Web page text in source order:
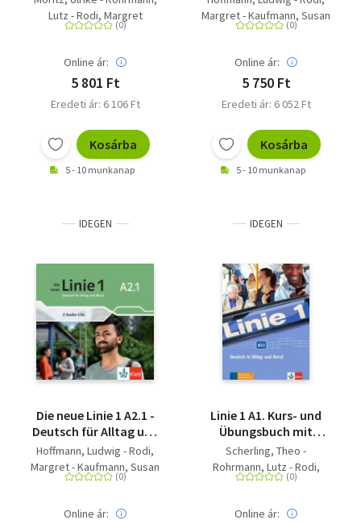
Beruf. Intensivtrainer
Lutz - Rodi, Margret
Online ár:
5 801 Ft
Eredeti ár: 6 106 Ft
Kosárba
5 - 10 munkanap
Margret - Kaufmann, Susan
- Rohrmann, Lutz - Moritz,
Online ár:
5 750 Ft
Eredeti ár: 6 052 Ft
Kosárba
5 - 10 munkanap
IDEGEN
Die neue Linie 1 A2.1 -
Deutsch für Alltag und
Beruf. Audio-CDs
Hoffmann, Ludwig - Rodi,
Margret - Kaufmann, Susan
- Rohrmann, Lutz - Moritz,
Online ár:
IDEGEN
Linie 1 A1. Kurs- und
Übungsbuch mit
Zugang zur Klett
Argumented App, Teil
1 - Kurs- und
ROM, Teil 1
Scherling, Theo -
Rohrmann, Lutz - Rodi,
Margret - Moritz, Ulrike -
Sonntag, Ralf - Harst, Eva
Online ár: